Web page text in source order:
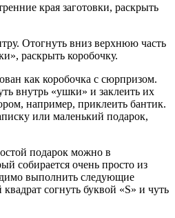
края заготовки, раскрыть
Отогнуть вниз верхнюю часть
раскрыть коробочку.
как коробочка с сюрпризом.
внутрь «ушки» и заклеить их
например, приклеить бантик.
или маленький подарок,
подарок можно в
собирается очень просто из
выполнить следующие
согнуть буквой «S» и чуть